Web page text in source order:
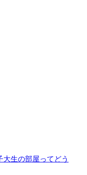
大生の部屋ってどう